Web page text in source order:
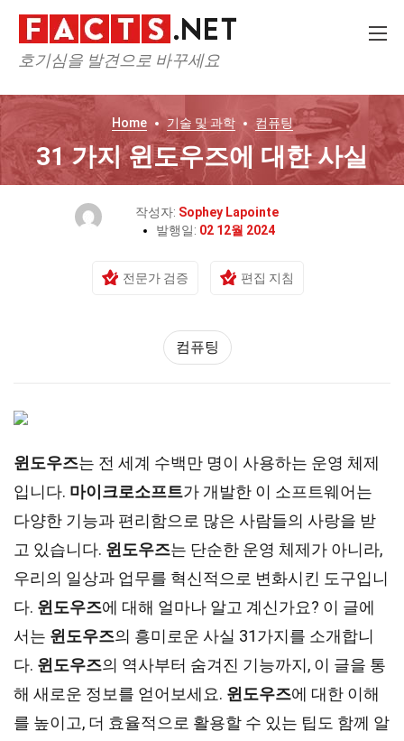
호기심을 발견으로 바꾸세요
Home 기술 및 과학 컴퓨팅
31 가지 윈도우즈에 대한 사실
작성자: Sophey Lapointe
발행일: 02 12월 2024
전문가 검증 편집 지침
컴퓨팅
윈도우즈는 전 세계 수백만 명이 사용하는 운영 체제
입니다. 마이크로소프트가 개발한 이 소프트웨어는
다양한 기능과 편리함으로 많은 사람들의 사랑을 받
고 있습니다. 윈도우즈는 단순한 운영 체제가 아니라,
우리의 일상과 업무를 혁신적으로 변화시킨 도구입니
다. 윈도우즈에 대해 얼마나 알고 계신가요? 이 글에
서는 윈도우즈의 흥미로운 사실 31가지를 소개합니
다. 윈도우즈의 역사부터 숨겨진 기능까지, 이 글을 통
해 새로운 정보를 얻어보세요. 윈도우즈에 대한 이해
를 높이고, 더 효율적으로 활용할 수 있는 팁도 함께 알